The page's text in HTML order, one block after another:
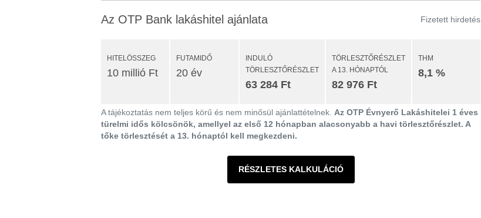
Az OTP Bank lakáshitel ajánlata Fizetett hirdetés
HITELÖSSZEG
10 millió Ft
FUTAMIDŐ
20 év
INDULÓ
TÖRLESZTŐRÉSZLET
63 284 Ft
TÖRLESZTŐRÉSZLET
A 13. HÓNAPTÓL
82 976 Ft
THM
8,1 %
A tájékoztatás nem teljes körű és nem minősül ajánlattételnek. Az OTP Évnyerő Lakáshitelei 1 éves
türelmi idős kölcsönök, amellyel az első 12 hónapban alacsonyabb a havi törlesztőrészlet. A
tőke törlesztését a 13. hónaptól kell megkezdeni.
RÉSZLETES KALKULÁCIÓ